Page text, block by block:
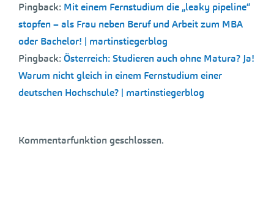
Pingback: Mit einem Fernstudium die „leaky pipeline“
stopfen – als Frau neben Beruf und Arbeit zum MBA
oder Bachelor! | martinstiegerblog
Pingback:Österreich: Studieren auch ohne Matura? Ja!
Warum nicht gleich in einem Fernstudium einer
deutschen Hochschule? | martinstiegerblog
Kommentarfunktion geschlossen.